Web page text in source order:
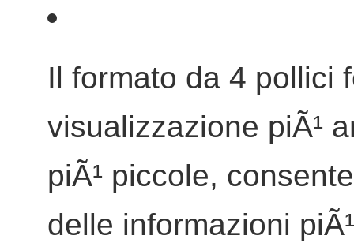
Il formato da 4 pollici
visualizzazione piÃ¹
piÃ¹ piccole,
delle informazioni